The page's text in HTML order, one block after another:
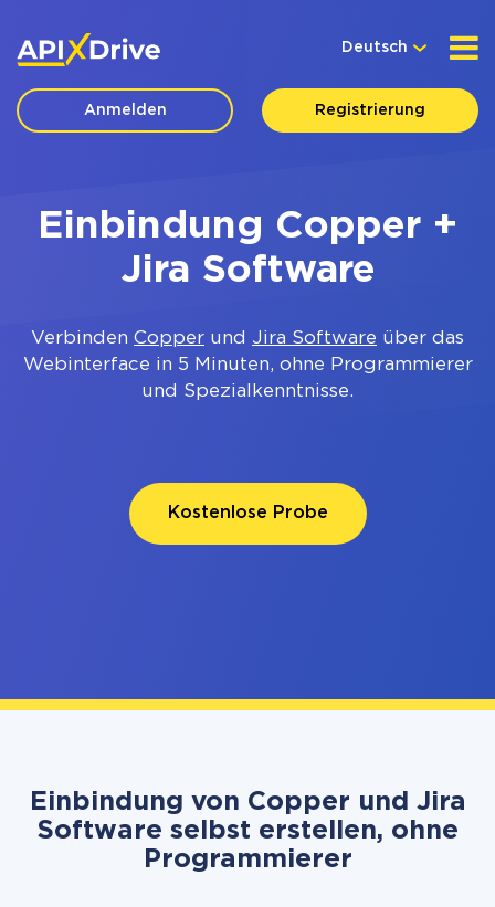
Deutsch
Anmelden Registrierung
Einbindung Copper +
Jira Software
Verbinden Copper und Jira Software über das
Webinterface in 5 Minuten, ohne Programmierer
und Spezialkenntnisse.
Kostenlose Probe
Einbindung von Copper und Jira
Software selbst erstellen, ohne
Programmierer